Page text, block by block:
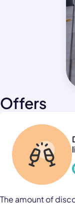
Offers
The amount of